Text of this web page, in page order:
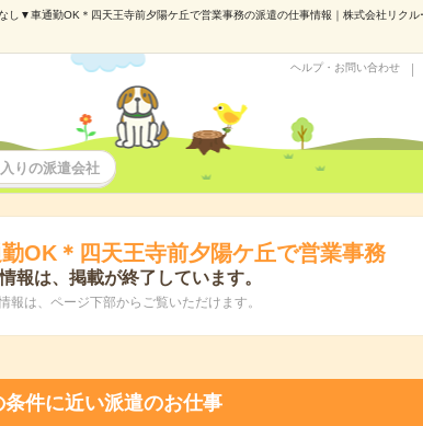
し▼車通勤OK＊四天王寺前夕陽ケ丘で営業事務の派遣の仕事情報｜株式会社リクル
ヘルプ・お問い合わせ
りの派遣会社
OK＊四天王寺前夕陽ケ丘で営業事務
報は、掲載が終了しています。
報は、ページ下部からご覧いただけます。
条件に近い派遣のお仕事